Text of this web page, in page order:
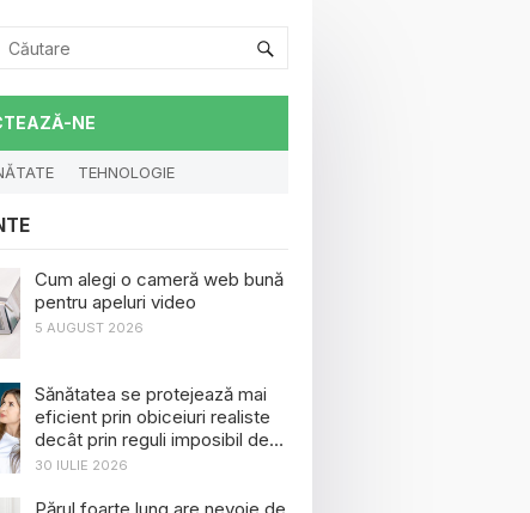
NE
TEHNOLOGIE
Cum alegi o cameră web bună
pentru apeluri video
5 AUGUST 2026
Sănătatea se protejează mai
eficient prin obiceiuri realiste
decât prin reguli imposibil de
menținut
30 IULIE 2026